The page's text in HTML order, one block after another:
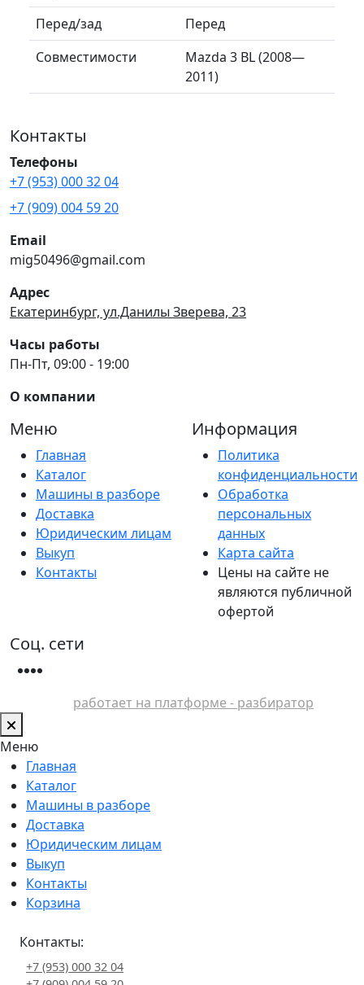
Перед/зад
Перед
Совместимости
Mazda 3 BL (2008—
2011)
Контакты
Телефоны
+7 (953) 000 32 04
+7 (909) 004 59 20
Email
mig50496@gmail.com
Адрес
Екатеринбург, ул.Данилы Зверева, 23
Часы работы
Пн-Пт, 09:00 - 19:00
О компании
Меню
Главная
Каталог
Машины в разборе
Доставка
Юридическим лицам
Выкуп
Контакты
Информация
Политика
конфиденциальности
Обработка
персональных
данных
Карта сайта
Цены на сайте не
являются публичной
офертой
Соц. сети
работает на платформе - разбиратор
Меню
Главная
Каталог
Машины в разборе
Доставка
Юридическим лицам
Выкуп
Контакты
Корзина
Контакты:
+7 (953) 000 32 04